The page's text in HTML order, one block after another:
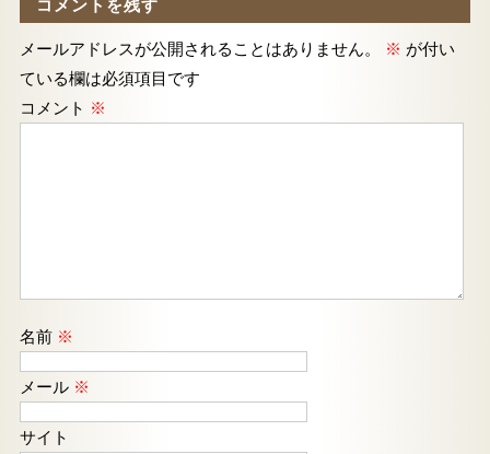
コメントを残す
メールアドレスが公開されることはありません。 ※ が付い
ている欄は必須項目です
コメント ※
名前 ※
メール ※
サイト